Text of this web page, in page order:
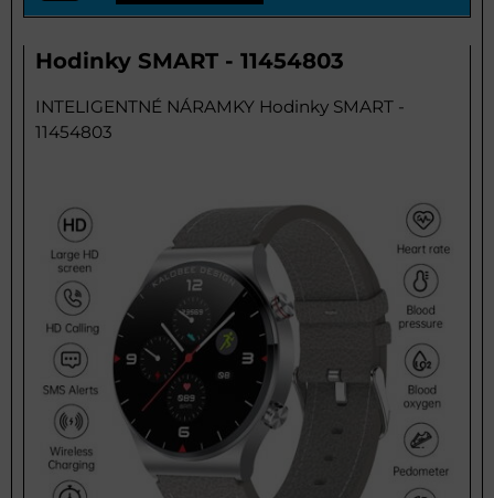
Hodinky SMART - 11454803
INTELIGENTNÉ NÁRAMKY Hodinky SMART -
11454803